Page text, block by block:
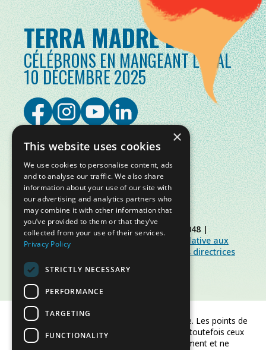
TERRA MADRE DAY
CÉLÉBRONS EN MANGEANT LOCAL
10 DÉCEMBRE 2025
© Slow Food Foundation | C.F. 91019770048 |
Politique de confidentialité
Politique relative aux
cookies
Slow Food Foundation
Lignes directrices
pour l’espace réservé
Financé par l'Union européenne. Les points de
vue et opinions exprimés sont toutefois ceux
de l'auteur/des auteurs uniquement et ne
×
This website uses cookies
We use cookies to personalise content, ads
and to analyse our traffic. We also share
information about your use of our site with
our advertising and analytics partners who
may combine it with other information that
you’ve provided to them or that they’ve
collected from your use of their services.
Privacy Policy
STRICTLY NECESSARY
PERFORMANCE
TARGETING
FUNCTIONALITY